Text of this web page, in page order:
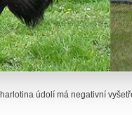
údolí má negativní